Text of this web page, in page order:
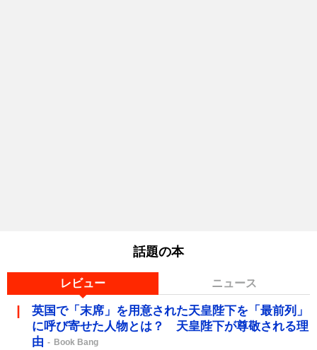
話題の本
レビュー ニュース
英国で「末席」を用意された天皇陛下を「最前列」
に呼び寄せた人物とは？ 天皇陛下が尊敬される理
由
Book Bang